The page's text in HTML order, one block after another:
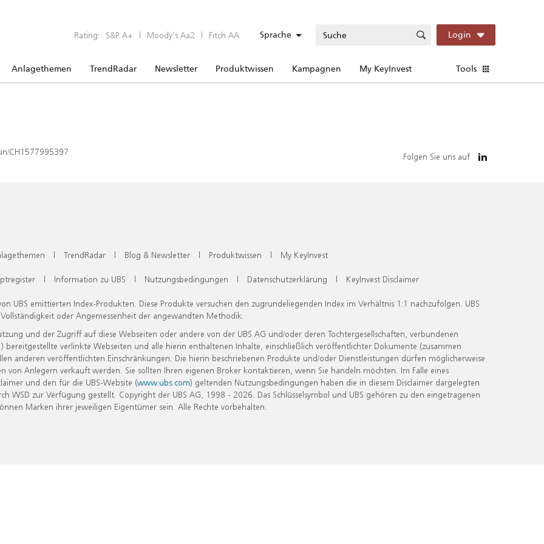
Rating: S&P A+ | Moody’s Aa2 | Fitch AA Sprache Login
Anlagethemen TrendRadar Newsletter Produktwissen Kampagnen My KeyInvest Tools
CH1577995397 Folgen Sie uns auf
| TrendRadar | Blog & Newsletter | Produktwissen | My KeyInvest
| Information zu UBS | Nutzungsbedingungen | Datenschutzerklärung | KeyInvest Disclaimer
UBS emittierten Index-Produkten. Diese Produkte versuchen den zugrundeliegenden Index im Verhältnis 1:1 nachzufolgen. UBS
oder Angemessenheit der angewandten Methodik.
und der Zugriff auf diese Webseiten oder andere von der UBS AG und/oder deren Tochtergesellschaften, verbundenen
verlinkte Webseiten und alle hierin enthaltenen Inhalte, einschließlich veröffentlichter Dokumente (zusammen
anderen veröffentlichten Einschränkungen. Die hierin beschriebenen Produkte und/oder Dienstleistungen dürfen möglicherweise
Anlegern verkauft werden. Sie sollten Ihren eigenen Broker kontaktieren, wenn Sie handeln möchten. Im Falle eines
und den für die UBS-Website (www.ubs.com) geltenden Nutzungsbedingungen haben die in diesem Disclaimer dargelegten
zur Verfügung gestellt. Copyright der UBS AG, 1998 - 2026. Das Schlüsselsymbol und UBS gehören zu den eingetragenen
Marken ihrer jeweiligen Eigentümer sein. Alle Rechte vorbehalten.